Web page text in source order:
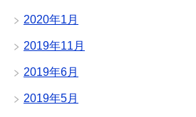
2020年1月
2019年11月
2019年6月
2019年5月